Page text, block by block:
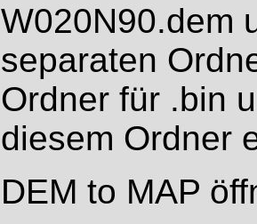
W020N90.dem
separaten
Ordner für .bin
diesem Ordner
DEM to MAP